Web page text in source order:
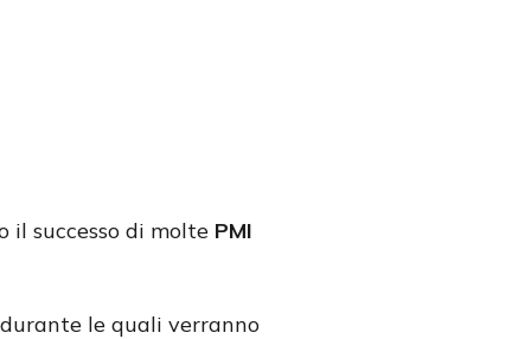
successo di molte PMI
le quali verranno